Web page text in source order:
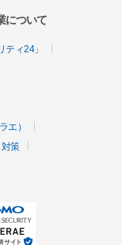
について
ィ24」
エ）
策